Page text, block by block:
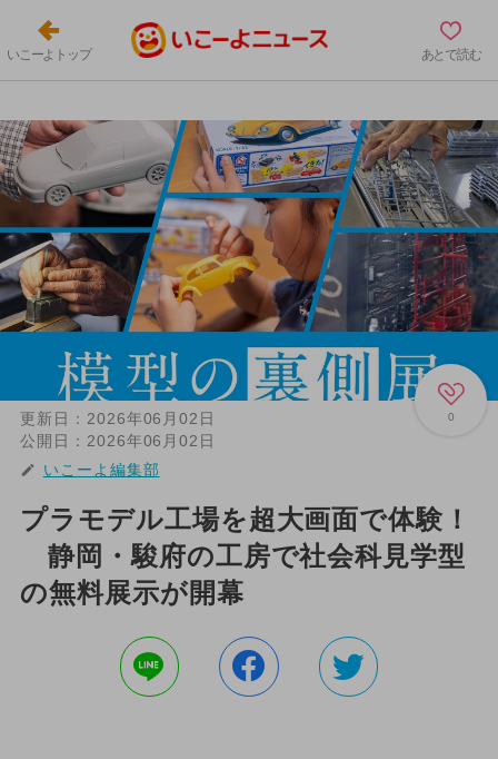
いこーよトップ あとで読む
0
更新日： 2026年06月02日
公開日： 2026年06月02日
いこーよ編集部
プラモデル工場を超大画面で体験！
静岡・駿府の工房で社会科見学型
の無料展示が開幕